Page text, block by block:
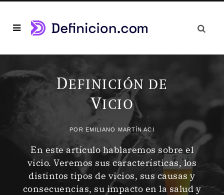
DEFINICIÓN DE
VICIO
POR EMILIANO MARTÍN ACI
En este artículo hablaremos sobre el
vicio. Veremos sus características, los
distintos tipos de vicios, sus causas y
consecuencias, su impacto en la salud y